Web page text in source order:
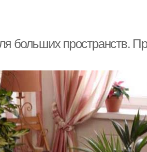
больших пространств.